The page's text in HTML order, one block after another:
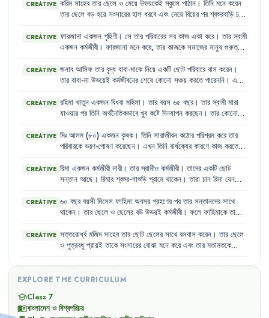
CREATIVE করিম সাহেব তার ছেলে ও মেয়ে উভয়কেই স্কুলে পাঠান । তিনি মনে করেন
তার ছেলে বড় হয়ে সংসারের হাল ধরবে এবং মেয়ে বিয়ের পর শ্বশুরবাড়ি চলে
উচ্চশিক্ষার সুযোগ দিতে রাজি নন।
CREATIVE ফারজানা একজন গৃহিণী। সে তার পরিবারের সব কাজ একা করে । তার স্বামী
একজন কর্মজীবী। ফারজানা মনে করে, তার কাজকে সমাজের মানুষ গুরুত্ব
দেশের উন্নয়নে তার কোনো ভূমিকা নেই।
CREATIVE জনাব আসিফ তার বৃদ্ধ বাবা-মাকে নিয়ে একটি ছোট পরিবারে বাস করেন ।
তার বাবা-মা উভয়েই কর্মজীবনের শেষে কোনো সঞ্চয় করতে পারেননি । এখন
দুজনেই কর্মজীবী এবং তাদের পক্ষে বাবা-মায়ের সব চাহিদা পূরণ করা কঠিন
হয়ে পড়ছে।
CREATIVE রহিমা খাতুন একজন বিধবা মহিলা । তার বয়স ৬৫ বছর । তার স্বামী মারা
যাওয়ার পর তিনি অর্থনৈতিকভাবে খুব কষ্টে দিনযাপন করছেন । তার কোনো
কিন্তু এখন বার্ধক্যের কারণে শারীরিক শক্তি কমে যাওয়ায় কোনো কাজ
করতে পারেন না। তিনি প্রায়ই অসুস্থ থাকেন এবং প্রয়োজনীয় ঔষধ কেনার
CREATIVE মিঃ আলম (৮০) একজন কৃষক। তিনি সারাজীবন কঠোর পরিশ্রম করে তার
পরিবারকে ভরণ-পোষণ করেছেন । এখন তিনি বার্ধক্যের কারণে কাজ করতে
করতে প্রস্তুত নয় এবং তিনি প্রায়শই অনাহারে থাকেন।
CREATIVE রিমা একজন কর্মজীবী নারী। তার স্বামীও কর্মজীবী। তাদের একটি ছোট
সন্তান আছে । রিমার শ্বশুর-শাশুড়ি গ্রামে থাকেন । তারা চান রিমা যেন
স্বাধীনতা এবং কর্মজীবনের অধিকারকে গুরুত্ব দেয়।
CREATIVE ৬০ বছর বয়সী মিসেস ফাহিমা অবসর গ্রহণের পর তার সন্তানদের সাথে
থাকেন । তার ছেলে ও ছেলের বউ উভয়ই কর্মজীবী। ফলে ফাহিমাকে তাদের
হয়। এই বয়সে এসব কাজ করা তার পক্ষে কঠিন হয়ে পড়েছে এবং তিনি
প্রায়শই অসুস্থ থাকেন, কিন্তু প্রয়োজনীয় চিকিৎসা সুবিধা পান না।
CREATIVE সত্তরোর্ধ্ব মজিদ সাহেব তার ছোট ছেলের সাথে বসবাস করেন । তার ছেলে
ও পুত্রবধূ প্রায়ই তাকে সংসারের বোঝা মনে করে এবং তার মতামতকে
EXPLORE THE CURRICULUM
schoolClass 7
menu_bookবাংলাদেশ ও বিশ্বপরিচয়